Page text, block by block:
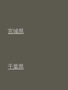
宮城県
千葉県